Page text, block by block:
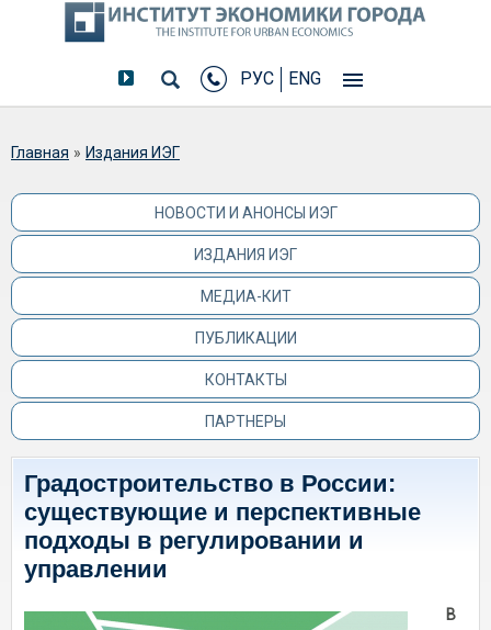
РУС ENG
Вы здесь
Главная » Издания ИЭГ
НОВОСТИ И АНОНСЫ ИЭГ
ИЗДАНИЯ ИЭГ
МЕДИА-КИТ
ПУБЛИКАЦИИ
КОНТАКТЫ
ПАРТНЕРЫ
Градостроительство в России:
существующие и перспективные
подходы в регулировании и
управлении
В